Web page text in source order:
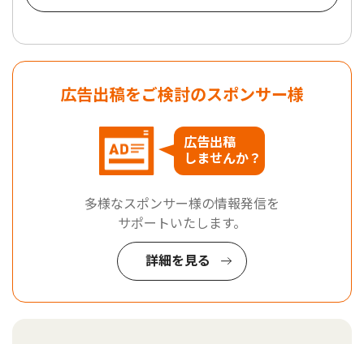
広告出稿をご検討のスポンサー様
広告出稿
しませんか？
多様なスポンサー様の情報発信を
サポートいたします。
詳細を見る